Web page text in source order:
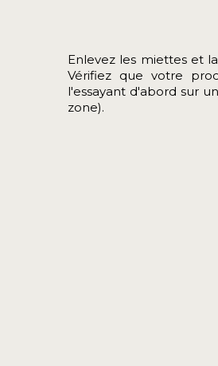
Enlevez les miettes et
Vérifiez que votre
l'essayant d'abord sur
zone).